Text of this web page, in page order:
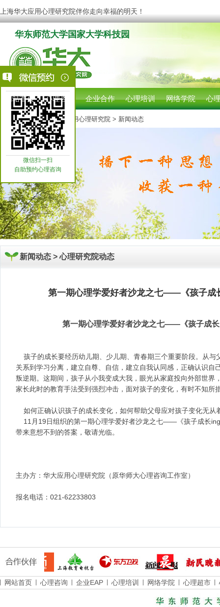
上海华大应用心理研究院伴你走向幸福的明天！
华东师范大学国家大学科技园
网站首页 心理咨询 企业合作 心理培训 网络学院 心
您现在的位置:上海华大应用心理研究院 > 新闻动态
新闻动态 >心理研究院动态
第一期心理学爱好者沙龙之七——《孩子成
第一期心理学爱好者沙龙之七——《孩子成
孩子的成长要经历幼儿期、少儿期、青春期三个重要阶段。从与
关系到学习分离，建立自尊、自信，建立自我认同感，正确认识自
叛逆期。这期间，孩子从小我变成大我，眼光从家庭投向外部世界
家长此时的教育手法受到强烈冲击，面对孩子的变化，有时不知
如何正确认识孩子的成长变化，如何帮助父母应对孩子变化无从
11月19日组织的第一期心理学爱好者沙龙之七——《孩子成长
带来意想不到的答案，敬请光临。
主办方：华大应用心理研究院（原华师大心理咨询工作室）
报名电话：021-62233803
网站首页 心理咨询 企业EAP 心理培训 网络学院 心理超市
微信扫一扫
自助预约心理咨询